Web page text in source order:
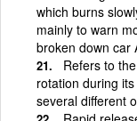
which burns
mainly to warn
broken down car
Refers to
rotation during
several different